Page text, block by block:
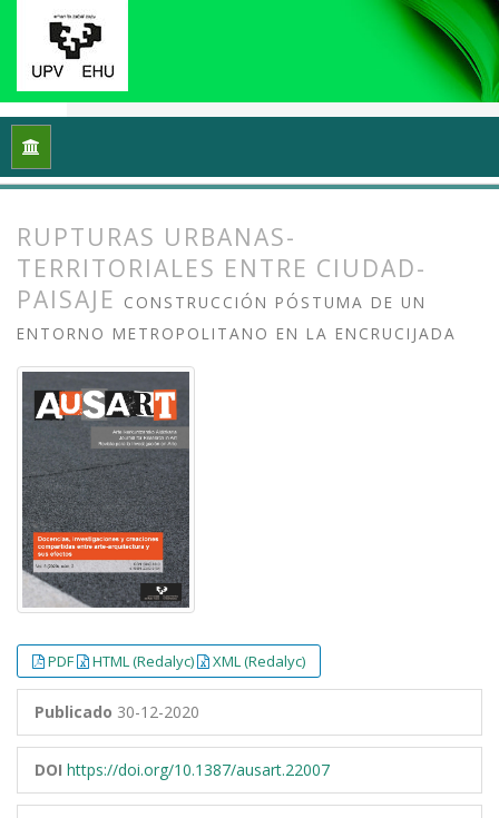
Inicio
RUPTURAS URBANAS-
TERRITORIALES ENTRE CIUDAD-
PAISAJE CONSTRUCCIÓN PÓSTUMA DE UN
ENTORNO METROPOLITANO EN LA ENCRUCIJADA
PDF HTML (Redalyc) XML (Redalyc)
Publicado 30-12-2020
DOI https://doi.org/10.1387/ausart.22007